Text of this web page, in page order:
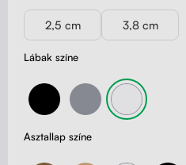
Lábak színe
2,5 cm 3,8 cm
Asztallap színe